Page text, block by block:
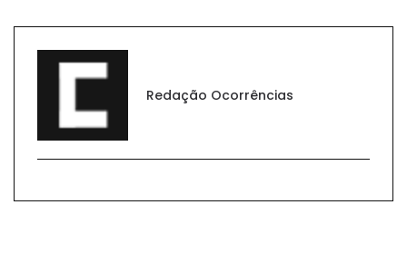
Redação Ocorrências